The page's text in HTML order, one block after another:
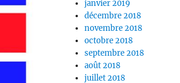
janvier 2019
décembre 2018
novembre 2018
octobre 2018
septembre 2018
août 2018
juillet 2018